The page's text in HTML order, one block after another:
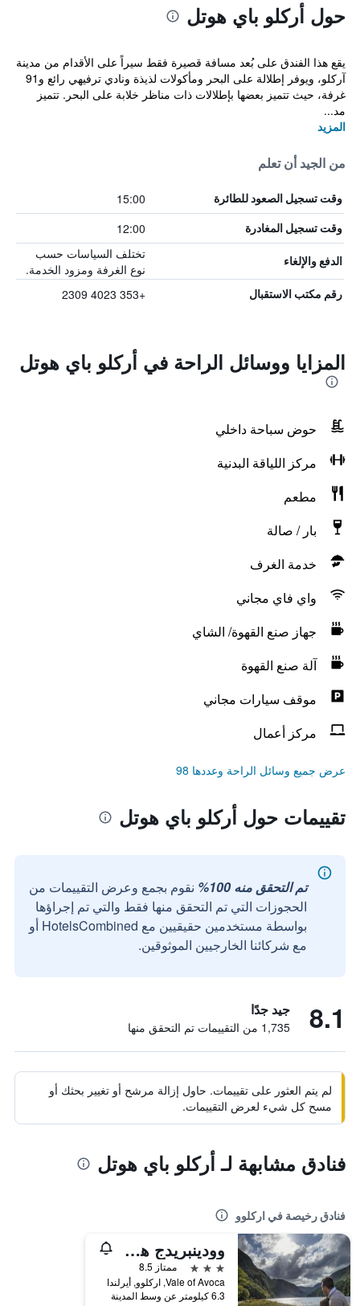
حول أركلو باي هوتل
يقع هذا الفندق على بُعد مسافة قصيرة فقط سيراً على الأقدام من مدينة
آركلو، ويوفر إطلالة على البحر ومأكولات لذيذة ونادي ترفيهي رائع و91
غرفة، حيث تتميز بعضها بإطلالات ذات مناظر خلابة على البحر. تتميز
مد...
المزيد
من الجيد أن تعلم
وقت تسجيل الصعود للطائرة 15:00
وقت تسجيل المغادرة 12:00
الدفع والإلغاء
تختلف السياسات حسب
نوع الغرفة ومزود الخدمة.
رقم مكتب الاستقبال +353 4023 2309
المزايا ووسائل الراحة في أركلو باي هوتل
حوض سباحة داخلي
مركز اللياقة البدنية
مطعم
بار / صالة
خدمة الغرف
واي فاي مجاني
جهاز صنع القهوة/ الشاي
آلة صنع القهوة
موقف سيارات مجاني
مركز أعمال
عرض جميع وسائل الراحة وعددها 98
تقييمات حول أركلو باي هوتل
تم التحقق منه 100%
نقوم بجمع وعرض التقييمات من
الحجوزات التي تم التحقق منها فقط والتي تم إجراؤها
بواسطة مستخدمين حقيقيين مع HotelsCombined أو
مع شركائنا الخارجيين الموثوقين.
8.1 جيد جدًا
1,735 من التقييمات تم التحقق منها
لم يتم العثور على تقييمات. حاول إزالة مرشح أو تغيير بحثك أو
مسح كل شيء لعرض التقييمات.
فنادق مشابهة لـ أركلو باي هوتل
فنادق رخيصة في اركلوو
وودينبريدج هوتيل
3 نجوم
ممتاز 8.5
Vale of Avoca, اركلوو, أيرلندا
6.3 كيلومتر عن وسط المدينة